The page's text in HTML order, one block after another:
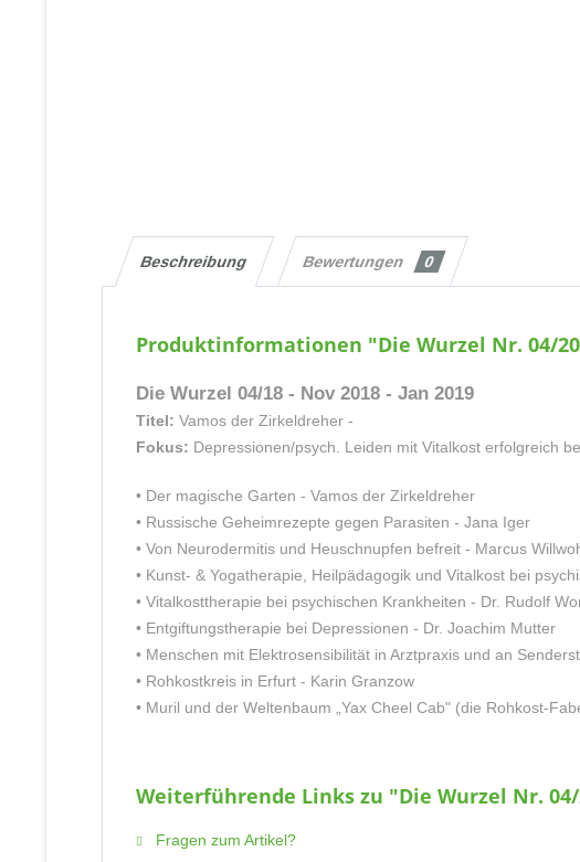
Beschreibung Bewertungen 0
Produktinformationen "Die Wurzel Nr. 04/
Die Wurzel 04/18 - Nov 2018 - Jan 2019
Titel: Vamos der Zirkeldreher -
Fokus: Depressionen/psych. Leiden mit Vitalkost erfolgreich
• Der magische Garten - Vamos der Zirkeldreher
• Russische Geheimrezepte gegen Parasiten - Jana Iger
• Von Neurodermitis und Heuschnupfen befreit - Marcus
• Kunst- & Yogatherapie, Heilpädagogik und Vitalkost bei
• Vitalkosttherapie bei psychischen Krankheiten - Dr. Rudolf
• Entgiftungstherapie bei Depressionen - Dr. Joachim Mutter
• Menschen mit Elektrosensibilität in Arztpraxis und an
• Rohkostkreis in Erfurt - Karin Granzow
• Muril und der Weltenbaum „Yax Cheel Cab" (die Rohkost-
Weiterführende Links zu "Die Wurzel Nr. 04/
Fragen zum Artikel?